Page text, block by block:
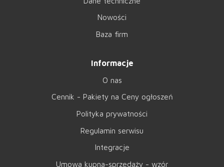
Nowości
Baza firm
Informacje
O nas
Cennik - Pakiety na Ceny ogłoszeń
Polityka prywatności
Regulamin serwisu
Integracje
Umowa kupna-sprzedaży - wzór